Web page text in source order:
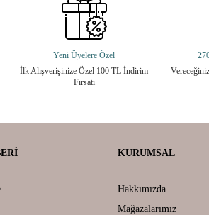
Yeni Üyelere Özel
İlk Alışverişinize Özel 100 TL İndirim
Fırsatı
KURUMSAL
Hakkımızda
Mağazalarımız